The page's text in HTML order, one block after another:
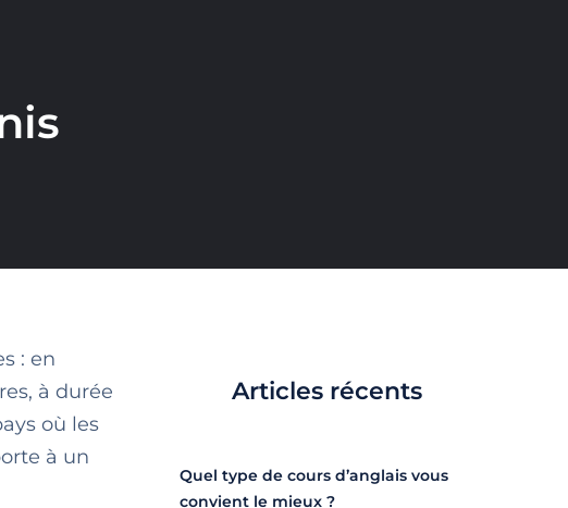
: en
à durée
où les
à un
Articles récents
Quel type de cours d’anglais vous
convient le mieux ?